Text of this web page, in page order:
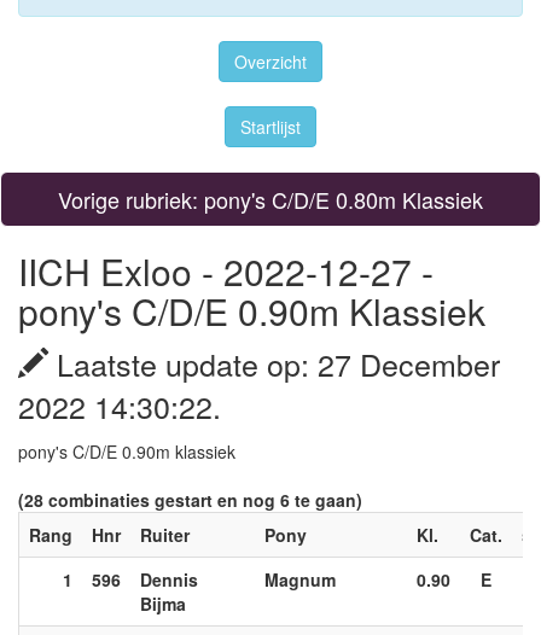
Overzicht
Startlijst
Vorige rubriek: pony's C/D/E 0.80m Klassiek
IICH Exloo - 2022-12-27 -
pony's C/D/E 0.90m Klassiek
Laatste update op: 27 December
2022 14:30:22.
pony's C/D/E 0.90m klassiek
(28 combinaties gestart en nog 6 te gaan)
Rang
Hnr Ruiter Pony Kl. Cat.
1
596
Dennis
Bijma
Magnum 0.90 E